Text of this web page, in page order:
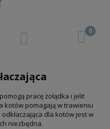
pracę żołądka i jelit
kotów pomagają w trawieniu
odkłaczająca dla kotów jest w
niezbędna.